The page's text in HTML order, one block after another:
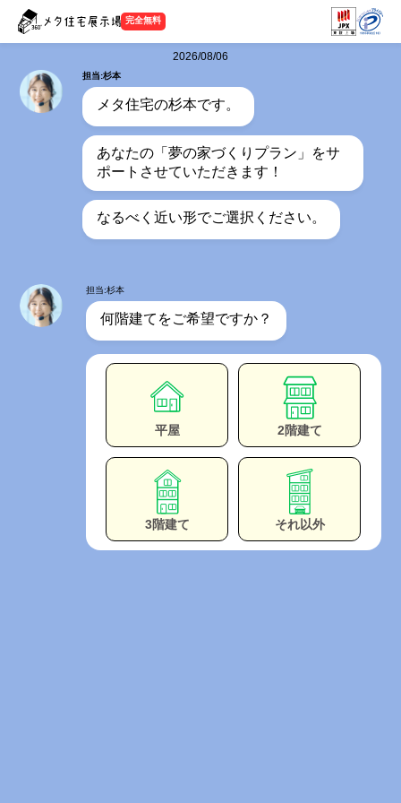
完全無料
2026/08/06
担当:杉本
メタ住宅の杉本です。
あなたの「夢の家づくりプラン」をサ
ポートさせていただきます！
なるべく近い形でご選択ください。
担当:杉本
何階建てをご希望ですか？
平屋 2階建て
3階建て それ以外